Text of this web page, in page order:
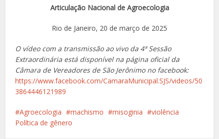
Articulação Nacional de Agroecologia
Rio de Janeiro, 20 de março de 2025
O vídeo com a transmissão ao vivo da 4ª Sessão
Extraordinária está disponível na página oficial da
Câmara de Vereadores de São Jerônimo no facebook:
https://www.facebook.com/CamaraMunicipal.SJS/videos/50
3864446121989
Agroecologia machismo misoginia
violência
Política de gênero